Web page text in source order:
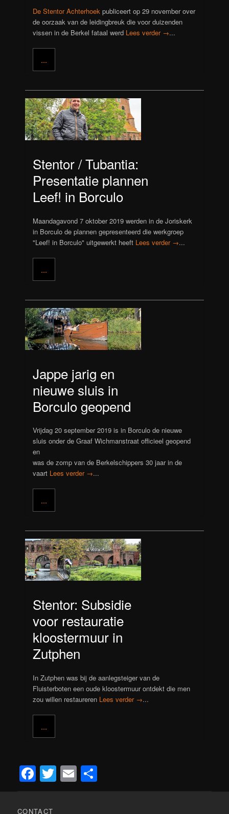
De Stentor Achterhoek publiceert op 29 november over
de oorzaak van de leidingbreuk die voor duizenden
vissen in de Berkel fataal werd Lees verder →...
...
Stentor / Tubantia:
Presentatie plannen
Leef! in Borculo
Maandagavond 7 oktober 2019 werden in de Joriskerk
in Borculo de plannen gepresenteerd die werkgroep
"Leef! in Borculo" uitgewerkt heeft Lees verder →...
...
Jappe jarig en
nieuwe sluis in
Borculo geopend
Vrijdag 20 september 2019 is in Borculo de nieuwe
sluis onder de Graaf Wichmanstraat officieel geopend
en
was de zomp van de Berkelschippers 30 jaar in de
vaart Lees verder →...
...
Stentor: Subsidie
voor restauratie
kloostermuur in
Zutphen
In Zutphen was bij de aanlegsteiger van de
Fluisterboten een oude kloostermuur ontdekt die men
zou willen restaureren Lees verder →...
...
Facebook
Twitter
Email
CONTACT